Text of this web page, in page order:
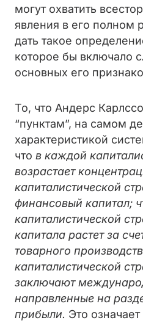
могут охватить
явления в его полном
дать такое
которое бы включало
основных его
То, что Андерс
“пунктам”, на самом
характеристикой
что в каждой
возрастает
капиталистической
финансовый капитал;
капиталистической
капитала растет за
товарного
капиталистической
заключают
направленные на
прибыли. Это